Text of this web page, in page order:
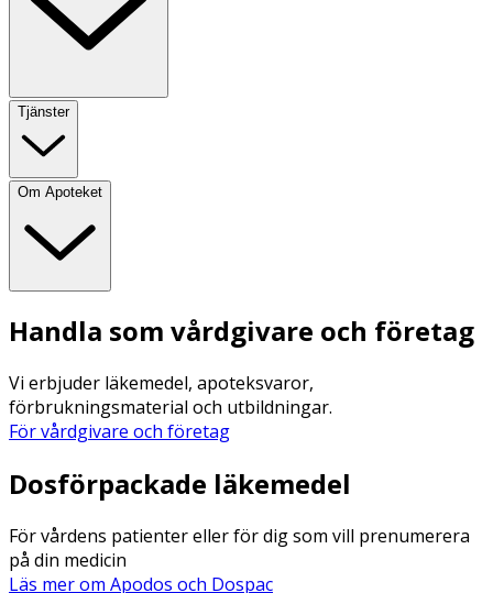
Tjänster
Om Apoteket
Handla som vårdgivare och företag
Vi erbjuder läkemedel, apoteksvaror,
förbrukningsmaterial och utbildningar.
För vårdgivare och företag
Dosförpackade läkemedel
För vårdens patienter eller för dig som vill prenumerera
på din medicin
Läs mer om Apodos och Dospac